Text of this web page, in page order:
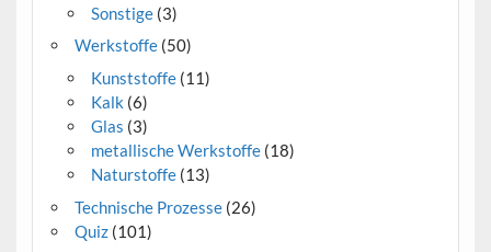
Sonstige(3)
Werkstoffe(50)
Kunststoffe(11)
Kalk (6)
Glas (3)
metallische Werkstoffe(18)
Naturstoffe(13)
Technische Prozesse(26)
Quiz(101)